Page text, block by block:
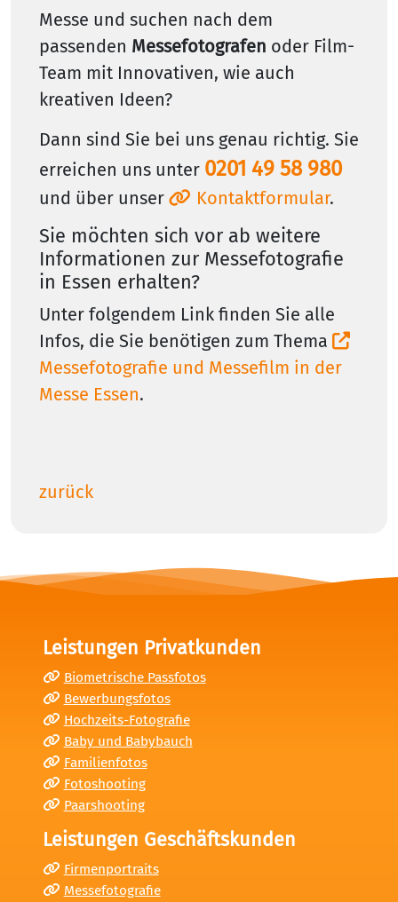
Messe und suchen nach dem
passenden Messefotografen oder Film-
Team mit Innovativen, wie auch
kreativen Ideen?
Dann sind Sie bei uns genau richtig. Sie
erreichen uns unter 0201 49 58 980
und über unser Kontaktformular.
Sie möchten sich vor ab weitere
Informationen zur Messefotografie
in Essen erhalten?
Unter folgendem Link finden Sie alle
Infos, die Sie benötigen zum Thema
Messefotografie und Messefilm in der
Messe Essen.
zurück
Leistungen Privatkunden
Biometrische Passfotos
Bewerbungsfotos
Hochzeits-Fotografie
Baby und Babybauch
Familienfotos
Fotoshooting
Paarshooting
Leistungen Geschäftskunden
Firmenportraits
Messefotografie